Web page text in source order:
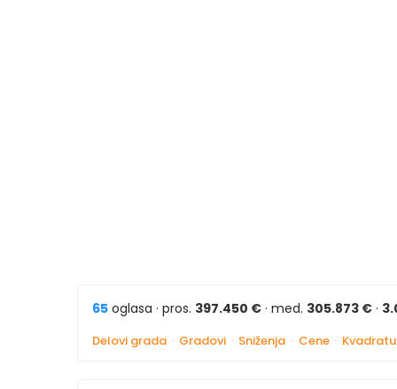
65 oglasa · pros. 397.450 € · med. 305.873 € ·
Delovi grada · Gradovi · Sniženja · Cene ·